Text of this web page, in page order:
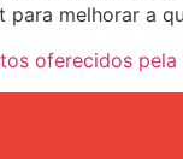
melhorar a
oferecidos pela